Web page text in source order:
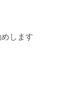
します